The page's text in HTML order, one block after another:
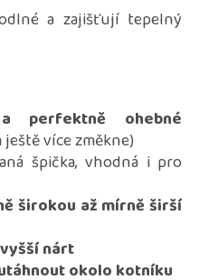
a zajišťují tepelný
perfektně ohebné
více změkne)
špička, vhodná i pro
širokou až mírně širší
nárt
okolo kotníku